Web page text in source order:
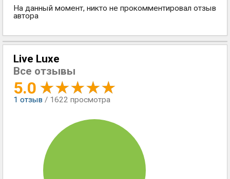
На данный момент, никто не прокомментировал отзыв
автора
Live Luxe
Все отзывы
5.0
1 отзыв / 1622 просмотра